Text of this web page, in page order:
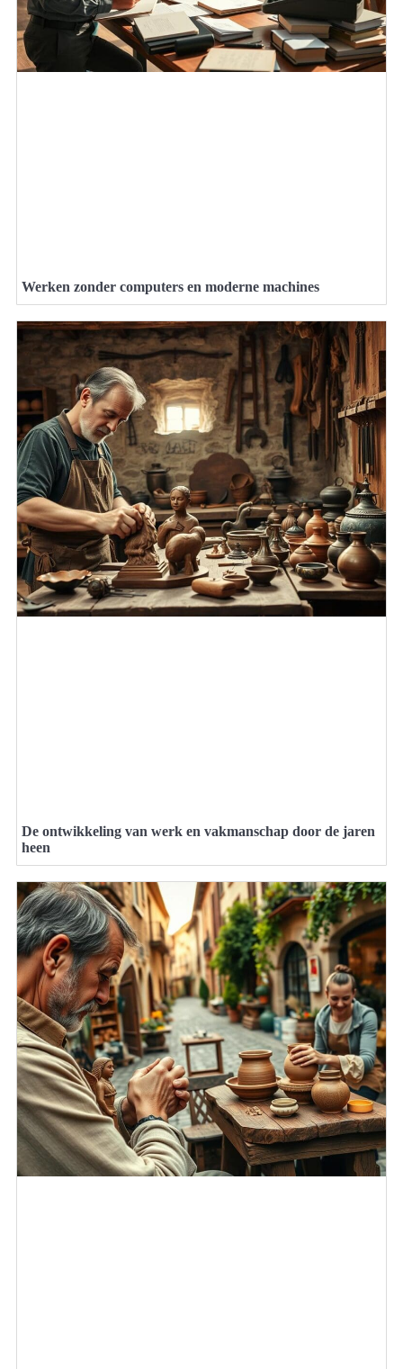
Werken zonder computers en moderne machines
De ontwikkeling van werk en vakmanschap door de jaren
heen